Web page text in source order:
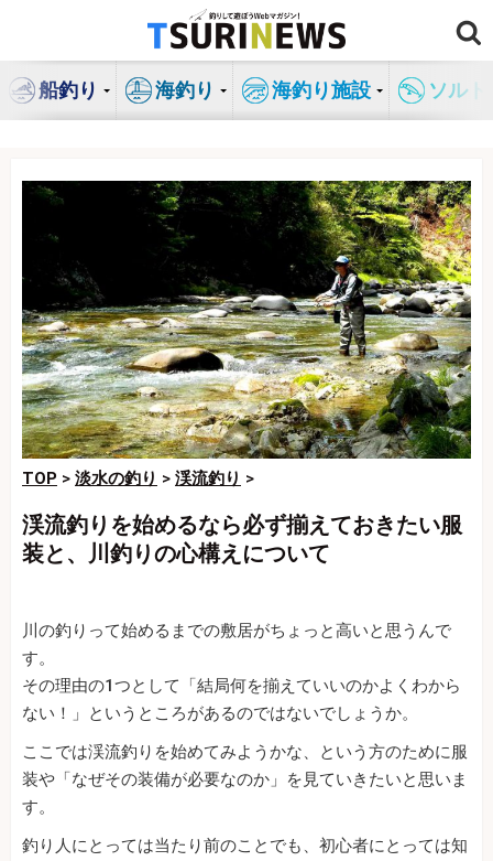
ン
船釣り 海釣り 海釣り施設 ソル
TOP > 淡水の釣り > 渓流釣り >
渓流釣りを始めるなら必ず揃えておきたい服
装と、川釣りの心構えについて
川の釣りって始めるまでの敷居がちょっと高いと思うんで
す。
その理由の1つとして「結局何を揃えていいのかよくわから
ない！」というところがあるのではないでしょうか。
ここでは渓流釣りを始めてみようかな、という方のために服
装や「なぜその装備が必要なのか」を見ていきたいと思いま
す。
釣り人にとっては当たり前のことでも、初心者にとっては知